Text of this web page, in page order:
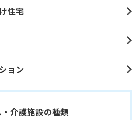
住宅
ョン
介護施設の種類